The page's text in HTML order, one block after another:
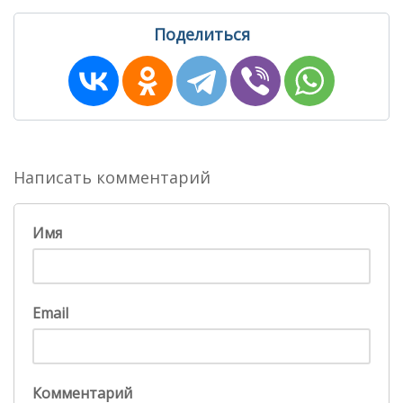
Поделиться
Написать комментарий
Имя
Email
Комментарий